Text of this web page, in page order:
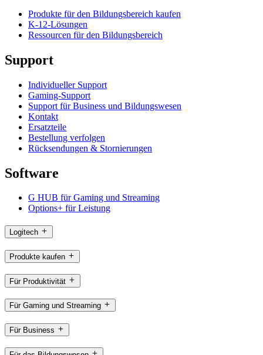
Produkte für den Bildungsbereich kaufen
K-12-Lösungen
Ressourcen für den Bildungsbereich
Support
Individueller Support
Gaming-Support
Support für Business und Bildungswesen
Kontakt
Ersatzteile
Bestellung verfolgen
Rücksendungen & Stornierungen
Software
G HUB für Gaming und Streaming
Options+ für Leistung
Logitech
Produkte kaufen
Für Produktivität
Für Gaming und Streaming
Für Business